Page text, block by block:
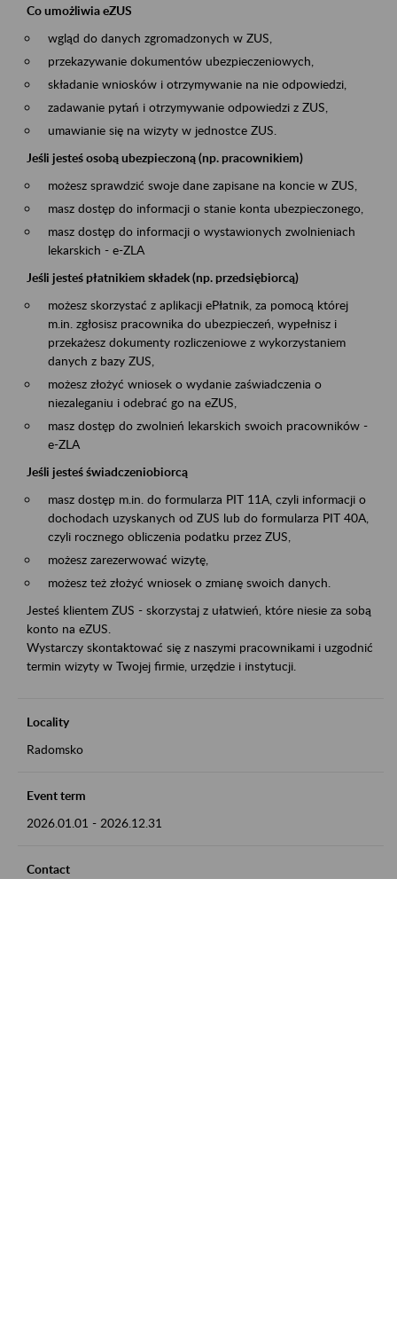
Co umożliwia eZUS
wgląd do danych zgromadzonych w ZUS,
przekazywanie dokumentów ubezpieczeniowych,
składanie wniosków i otrzymywanie na nie odpowiedzi,
zadawanie pytań i otrzymywanie odpowiedzi z ZUS,
umawianie się na wizyty w jednostce ZUS.
Jeśli jesteś osobą ubezpieczoną (np. pracownikiem)
możesz sprawdzić swoje dane zapisane na koncie w ZUS,
masz dostęp do informacji o stanie konta ubezpieczonego,
masz dostęp do informacji o wystawionych zwolnieniach
lekarskich - e-ZLA
Jeśli jesteś płatnikiem składek (np. przedsiębiorcą)
możesz skorzystać z aplikacji ePłatnik, za pomocą której
m.in. zgłosisz pracownika do ubezpieczeń, wypełnisz i
przekażesz dokumenty rozliczeniowe z wykorzystaniem
danych z bazy ZUS,
możesz złożyć wniosek o wydanie zaświadczenia o
niezaleganiu i odebrać go na eZUS,
masz dostęp do zwolnień lekarskich swoich pracowników -
e-ZLA
Jeśli jesteś świadczeniobiorcą
masz dostęp m.in. do formularza PIT 11A, czyli informacji o
dochodach uzyskanych od ZUS lub do formularza PIT 40A,
czyli rocznego obliczenia podatku przez ZUS,
możesz zarezerwować wizytę,
możesz też złożyć wniosek o zmianę swoich danych.
Jesteś klientem ZUS - skorzystaj z ułatwień, które niesie za sobą
konto na eZUS.
Wystarczy skontaktować się z naszymi pracownikami i uzgodnić
termin wizyty w Twojej firmie, urzędzie i instytucji.
Locality
Radomsko
Event term
2026.01.01 - 2026.12.31
Contact